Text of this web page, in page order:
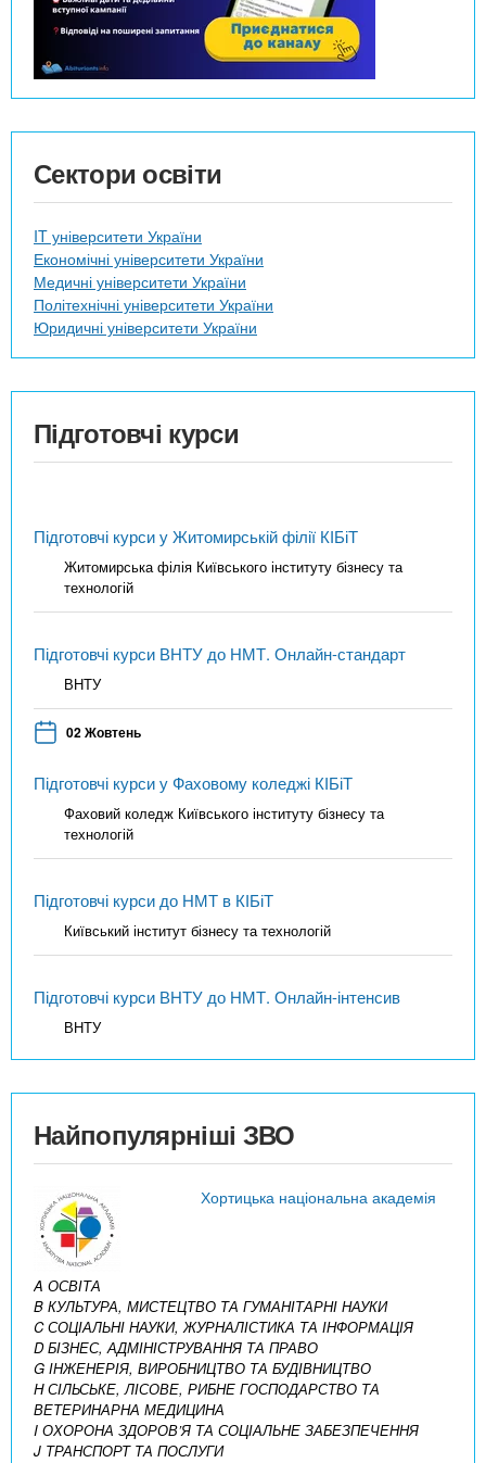
Сектори освіти
IT університети України
Економічні університети України
Медичні університети України
Політехнічні університети України
Юридичні університети України
Підготовчі курси
Підготовчі курси у Житомирській філії КІБіТ
Житомирська філія Київського інституту бізнесу та
технологій
Підготовчі курси ВНТУ до НМТ. Онлайн-стандарт
ВНТУ
02 Жовтень
Підготовчі курси у Фаховому коледжі КІБіТ
Фаховий коледж Київського інституту бізнесу та
технологій
Підготовчі курси до НМТ в КІБіТ
Київський інститут бізнесу та технологій
Підготовчі курси ВНТУ до НМТ. Онлайн-інтенсив
ВНТУ
Найпопулярніші ЗВО
Хортицька національна академія
A ОСВІТА
B КУЛЬТУРА, МИСТЕЦТВО ТА ГУМАНІТАРНІ НАУКИ
C СОЦІАЛЬНІ НАУКИ, ЖУРНАЛІСТИКА ТА ІНФОРМАЦІЯ
D БІЗНЕС, АДМІНІСТРУВАННЯ ТА ПРАВО
G ІНЖЕНЕРІЯ, ВИРОБНИЦТВО ТА БУДІВНИЦТВО
H СІЛЬСЬКЕ, ЛІСОВЕ, РИБНЕ ГОСПОДАРСТВО ТА
ВЕТЕРИНАРНА МЕДИЦИНА
I ОХОРОНА ЗДОРОВ’Я ТА СОЦІАЛЬНЕ ЗАБЕЗПЕЧЕННЯ
J ТРАНСПОРТ ТА ПОСЛУГИ